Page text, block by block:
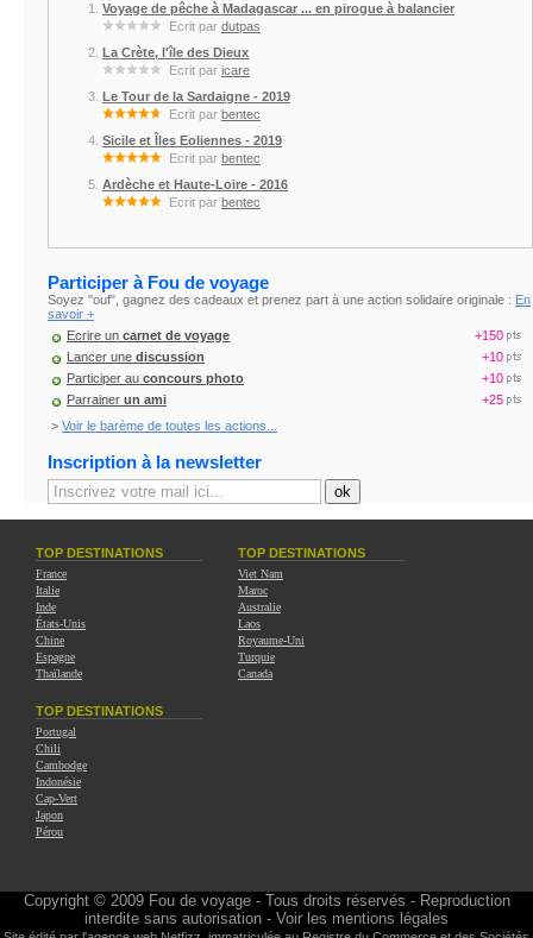
Voyage de pêche à Madagascar ... en pirogue à balancier
Ecrit par dutpas
La Crète, l'île des Dieux
Ecrit par icare
Le Tour de la Sardaigne - 2019
Ecrit par bentec
Sicile et Îles Eoliennes - 2019
Ecrit par bentec
Ardèche et Haute-Loire - 2016
Ecrit par bentec
Participer à Fou de voyage
Soyez "ouf", gagnez des cadeaux et prenez part à une action solidaire originale : En
savoir +
Ecrire un carnet de voyage
+150
Lancer une discussion
+10
Participer au concours photo
+10
Parrainer un ami
+25
> Voir le barème de toutes les actions...
Inscription à la newsletter
TOP DESTINATIONS
France
Italie
Inde
États-Unis
Chine
Espagne
Thaïlande
TOP DESTINATIONS
Viet Nam
Maroc
Australie
Laos
Royaume-Uni
Turquie
Canada
TOP DESTINATIONS
Portugal
Chili
Cambodge
Indonésie
Cap-Vert
Japon
Pérou
Copyright © 2009 Fou de voyage- Tous droits réservés - Reproduction
interdite sans autorisation - Voir les mentions légales